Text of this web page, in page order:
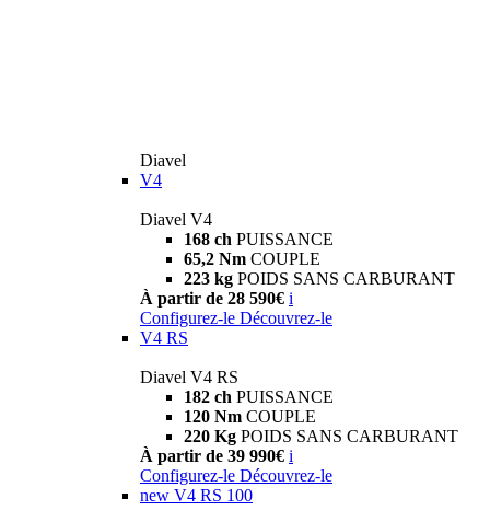
Diavel
V4
Diavel V4
168 ch PUISSANCE
65,2 Nm COUPLE
223 kg POIDS SANS CARBURANT
À partir de 28 590€ i
Configurez-le Découvrez-le
V4 RS
Diavel V4 RS
182 ch PUISSANCE
120 Nm COUPLE
220 Kg POIDS SANS CARBURANT
À partir de 39 990€ i
Configurez-le Découvrez-le
new V4 RS 100